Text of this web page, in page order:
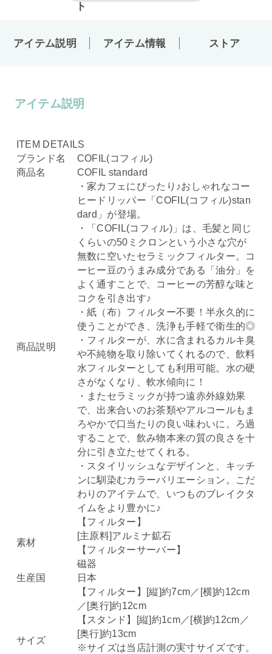
アイテム説明 アイテム情報 ストア
アイテム説明
ITEM DETAILS
ブランド名
COFIL(コフィル)
商品名
COFIL standard
商品説明
・家カフェにぴったり♪おしゃれなコー
ヒードリッパー「COFIL(コフィル)stan
dard」が登場。
・「COFIL(コフィル)」は、毛髪と同じ
くらいの50ミクロンという小さな穴が
無数に空いたセラミックフィルター。コ
ーヒー豆のうまみ成分である「油分」を
よく通すことで、コーヒーの芳醇な味と
コクを引き出す♪
・紙（布）フィルター不要！半永久的に
使うことができ、洗浄も手軽で衛生的◎
・フィルターが、水に含まれるカルキ臭
や不純物を取り除いてくれるので、飲料
水フィルターとしても利用可能。水の硬
さがなくなり、軟水傾向に！
・またセラミックが持つ遠赤外線効果
で、出来合いのお茶類やアルコールもま
ろやかで口当たりの良い味わいに。ろ過
することで、飲み物本来の質の良さを十
分に引き立たせてくれる。
・スタイリッシュなデザインと、キッチ
ンに馴染むカラーバリエーション。こだ
わりのアイテムで、いつものブレイクタ
イムをより豊かに♪
素材
【フィルター】
[主原料]アルミナ鉱石
【フィルターサーバー】
磁器
生産国
日本
サイズ
【フィルター】[縦]約7cm／[横]約12cm
／[奥行]約12cm
【スタンド】[縦]約1cm／[横]約12cm／
[奥行]約13cm
※サイズは当店計測の実寸サイズです。